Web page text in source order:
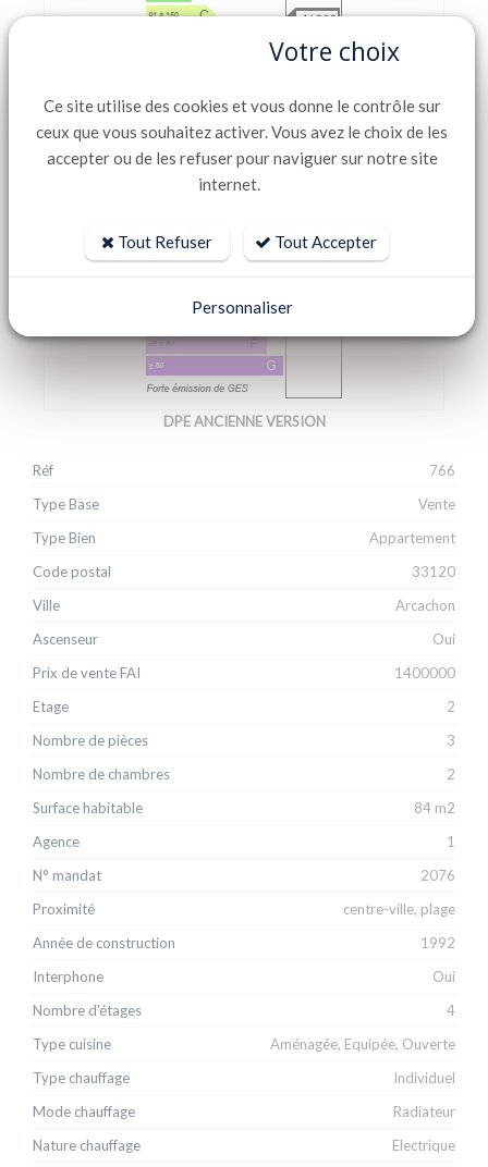
169.00
GES
kg éqCO2/m².an
6.00
DPE ANCIENNE VERSION
Réf
766
Type Base
Vente
Type Bien
Appartement
Code postal
33120
Ville
Arcachon
Ascenseur
Oui
Prix de vente FAI
1400000
Etage
2
Nombre de pièces
3
Nombre de chambres
2
Surface habitable
84 m2
Agence
1
N° mandat
2076
Proximité
centre-ville, plage
Année de construction
1992
Interphone
Oui
Nombre d'étages
4
Type cuisine
Aménagée, Equipée, Ouverte
Type chauffage
Individuel
Mode chauffage
Radiateur
Nature chauffage
Electrique
Votre choix
Ce site utilise des cookies et vous donne le contrôle sur
ceux que vous souhaitez activer. Vous avez le choix de les
accepter ou de les refuser pour naviguer sur notre site
internet.
Tout Refuser Tout Accepter
Personnaliser